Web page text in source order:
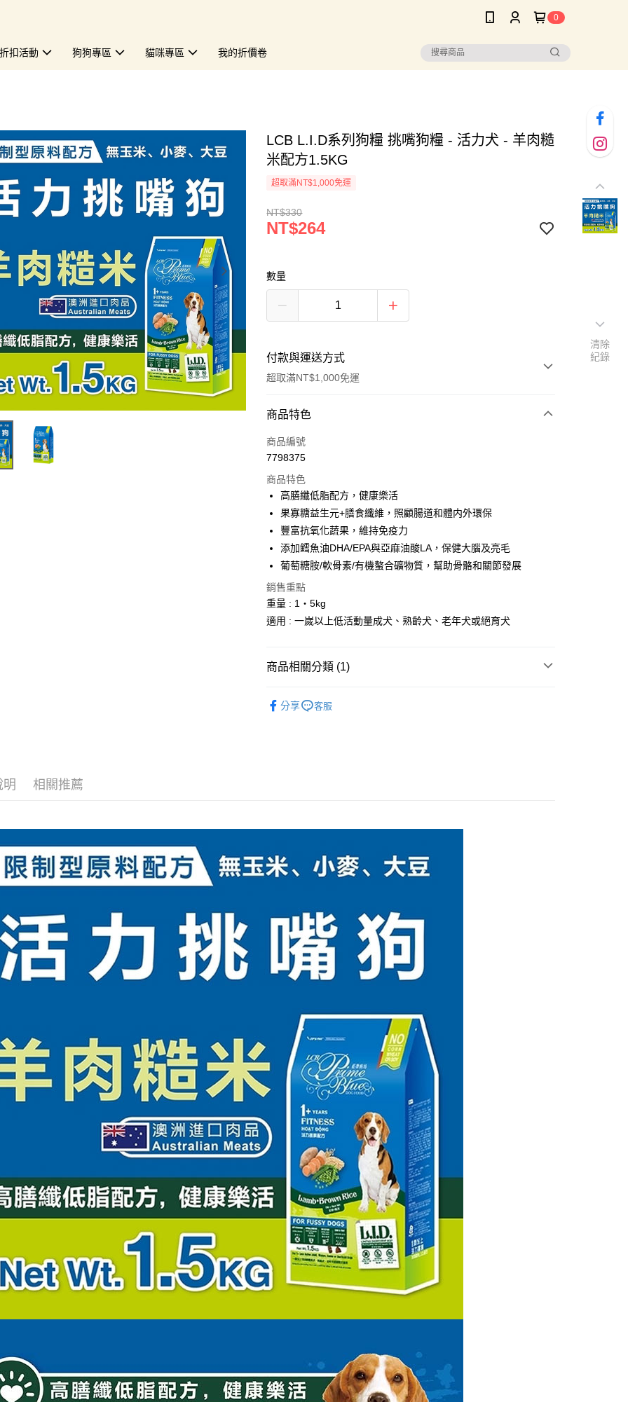
0
扣活動 狗狗專區 貓咪專區 我的折價卷
LCB L.I.D系列狗糧 挑嘴狗糧 - 活力犬 - 羊肉糙
米配方1.5KG
超取滿NT$1,000免運
NT$330
NT$264
數量
付款與運送方式
超取滿NT$1,000免運
付款方式
信用卡一次付款
LINE Pay
Apple Pay
街口支付
悠遊付
ATM付款
全家取貨付款
7-11取貨付款
商品特色
商品編號
7798375
商品特色
高膳纖低脂配方，健康樂活
果寡糖益生元+膳食纖維，照顧腸道和體内外環保
豐富抗氧化蔬果，維持免疫力
添加鳕魚油DHA/EPA與亞麻油酸LA，保健大腦及亮毛
葡萄糖胺/軟骨素/有機螯合礦物質，幫助骨骼和關節發展
銷售重點
重量 : 1‧5kg
適用 : 一嵗以上低活動量成犬、熟齡犬、老年犬或絕育犬
商品相關分類 (1)
分享
客服
明 相關推薦
清除
紀錄